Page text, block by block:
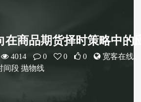
在商品期货择时策略中的
4014 0 0 0
宽客在线
间段 抛物线